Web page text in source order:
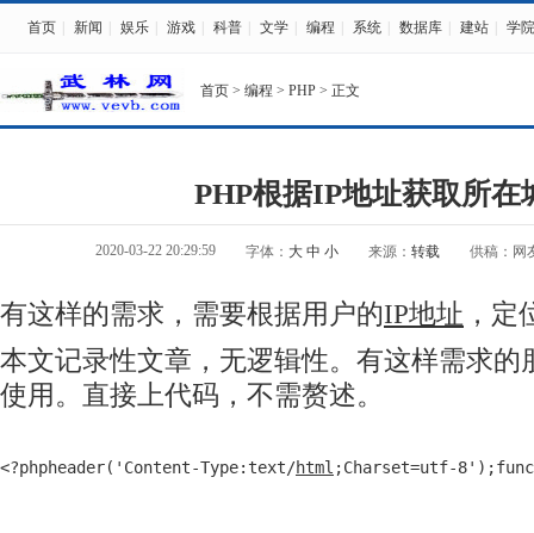
首页 新闻 娱乐 游戏 科普 文学 编程 系统 数据库 建站 学院
首页 > 编程 > PHP > 正文
PHP根据IP地址获取所在
2020-03-22 20:29:59 字体： 大 中 小 来源： 转载 供稿：网
有这样的需求，需要根据用户的IP地址 ，
本文记录性文章，无逻辑性。有这样需求的
使用。直接上代码，不需赘述。
<?phpheader('Content-Type:text/html ;Charset=utf-